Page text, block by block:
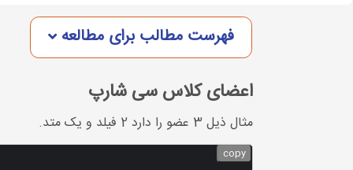
فهرست مطالب برای مطالعه
اعضای کلاس سی شارپ
مثال ذیل 3 عضو را دارد 2 فیلد و یک متد.
copy